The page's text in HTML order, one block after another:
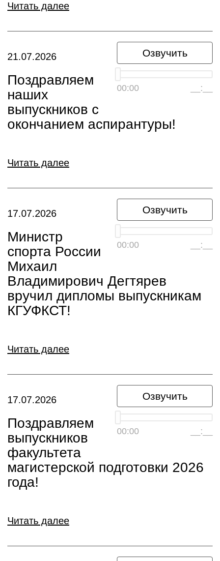
Читать далее
Озвучить
00:00 __:__
21.07.2026
Поздравляем
наших
выпускников с
окончанием аспирантуры!
Читать далее
Озвучить
00:00 __:__
17.07.2026
Министр
спорта России
Михаил
Владимирович Дегтярев
вручил дипломы выпускникам
КГУФКСТ!
Читать далее
Озвучить
00:00 __:__
17.07.2026
Поздравляем
выпускников
факультета
магистерской подготовки 2026
года!
Читать далее